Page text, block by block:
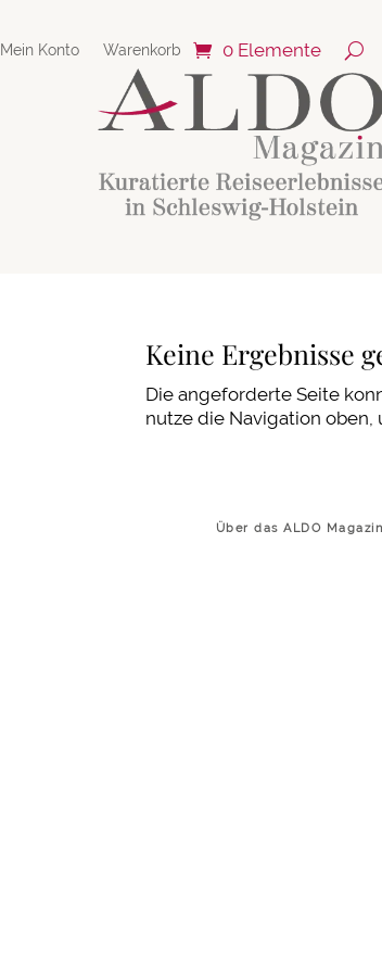
Mein Konto Warenkorb 0 Elemente
Keine Ergebnisse
Die angeforderte Seite
nutze die Navigation oben,
Über das ALDO Magazin